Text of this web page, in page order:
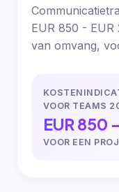
EUR 850 -
van omvang,
VOOR TEAMS
EUR 850
VOOR EEN